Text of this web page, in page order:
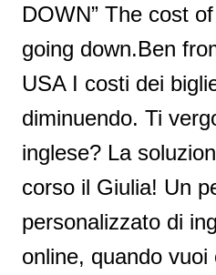
DOWN” The cost
going down.Ben
USA I costi dei
diminuendo. Ti
inglese? La
corso il Giulia! Un
personalizzato di
online, quando vuoi